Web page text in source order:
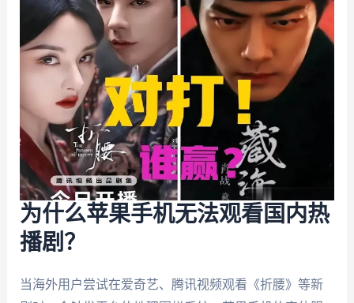
为什么苹果手机无法观看国内热
播剧？
当海外用户尝试在爱奇艺、腾讯视频观看《折腰》等新